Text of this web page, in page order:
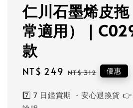
仁川石墨烯皮拖
常適用）｜
款
Sale
NT$ 249 Regular
NT$ 312 優惠
7️⃣ 7 日鑑賞期 ・安心退換貨